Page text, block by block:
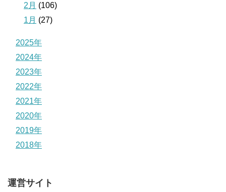
2月 (106)
1月 (27)
2025年
2024年
2023年
2022年
2021年
2020年
2019年
2018年
運営サイト